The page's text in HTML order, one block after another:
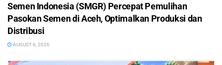
Semen Indonesia (SMGR) Percepat Pemulihan
Pasokan Semen di Aceh, Optimalkan Produksi dan
Distribusi
AUGUST 6, 2026